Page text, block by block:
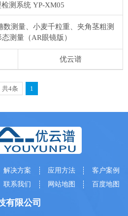
测系统 YP-XM05
测量、小麦千粒重、夹角茎粗测
测量（AR眼镜版）
优云谱
共4条 1
解决方案 应用方法
客户案例
联系我们 网站地图 百度地图
有限公司